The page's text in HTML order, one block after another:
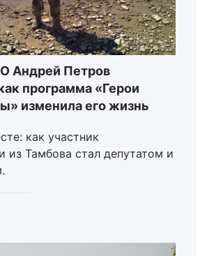
Андрей Петров
программа «Герои
изменила его жизнь
как участник
из Тамбова стал депутатом и